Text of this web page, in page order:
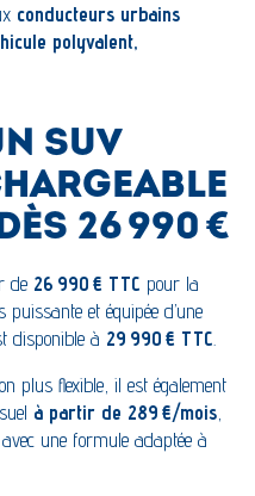
conducteurs urbains
polyvalent,
SUV
26 990 €
de 26 990 € TTC pour la
et équipée d’une
disponible à 29 990 € TTC
plus flexible, il est également
à partir de 289 €/mois,
une formule adaptée à